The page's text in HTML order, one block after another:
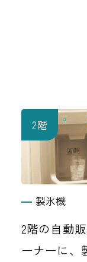
2階
製氷機
2階の自動
ーナーに、